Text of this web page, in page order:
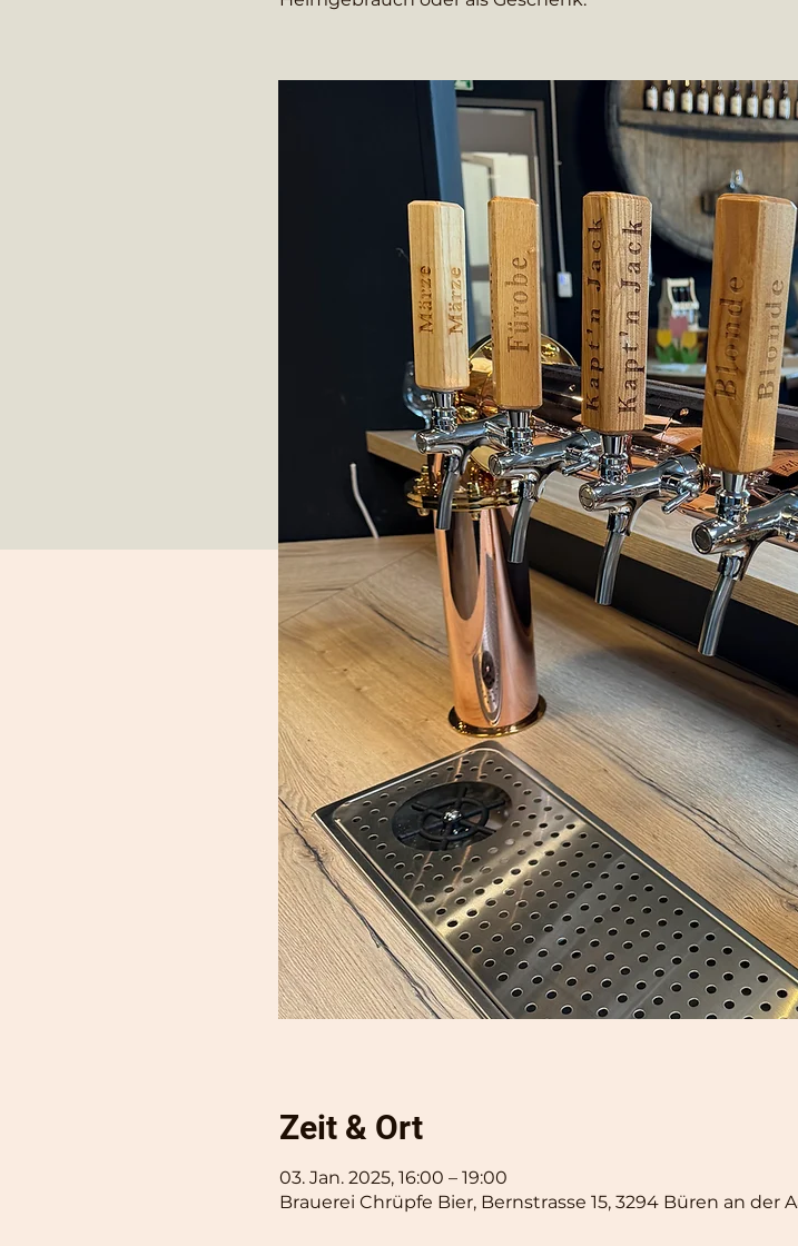
Zeit & Ort
03. Jan. 2025, 16:00 – 19:00
Brauerei Chrüpfe Bier, Bernstrasse 15, 3294 Büren an der